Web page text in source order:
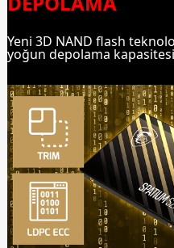
Yeni 3D NAND flash
yoğun depolama